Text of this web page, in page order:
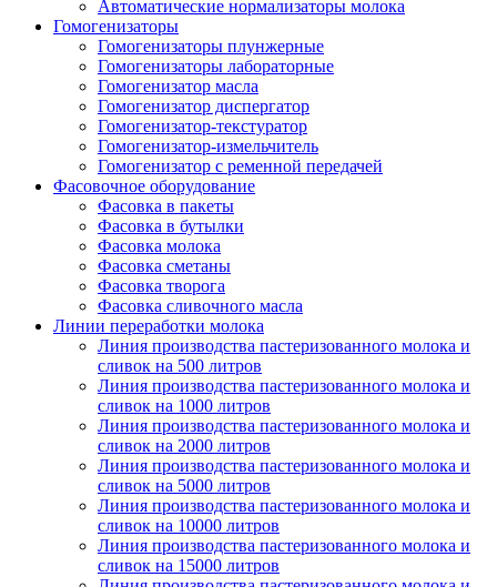
Автоматические нормализаторы молока
Гомогенизаторы
Гомогенизаторы плунжерные
Гомогенизаторы лабораторные
Гомогенизатор масла
Гомогенизатор диспергатор
Гомогенизатор-текстуратор
Гомогенизатор-измельчитель
Гомогенизатор с ременной передачей
Фасовочное оборудование
Фасовка в пакеты
Фасовка в бутылки
Фасовка молока
Фасовка сметаны
Фасовка творога
Фасовка сливочного масла
Линии переработки молока
Линия производства пастеризованного молока и
сливок на 500 литров
Линия производства пастеризованного молока и
сливок на 1000 литров
Линия производства пастеризованного молока и
сливок на 2000 литров
Линия производства пастеризованного молока и
сливок на 5000 литров
Линия производства пастеризованного молока и
сливок на 10000 литров
Линия производства пастеризованного молока и
сливок на 15000 литров